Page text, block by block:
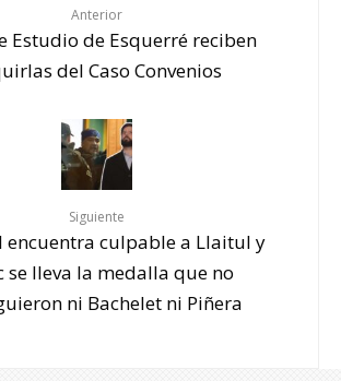
Anterior
Estudio de Esquerré reciben
del Caso Convenios
Siguiente
culpable a Llaitul y
se lleva la medalla que no
ni Bachelet ni Piñera